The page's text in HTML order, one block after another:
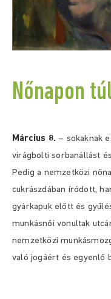
Nőnapon
Március 8. – sokaknak
virágbolti sorbanállást
Pedig a nemzetközi
cukrászdában íródott,
gyárkapuk előtt és
munkásnői vonultak
nemzetközi
való jogáért és egyenlő